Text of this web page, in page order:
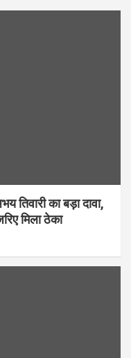
तिवारी का बड़ा दावा,
मिला ठेका